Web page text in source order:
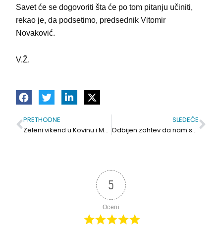
Savet će se dogovoriti šta će po tom pitanju učiniti,
rekao je, da podsetimo, predsednik Vitomir
Novaković.
V.Ž.
Prev
PRETHODNE
Zeleni vikend u Kovinu i Mramorku i 90 novih sadnica
SLEDEĆE
Odbijen zahtev da nam se omogući uvid u promotivni materijal
5
Oceni